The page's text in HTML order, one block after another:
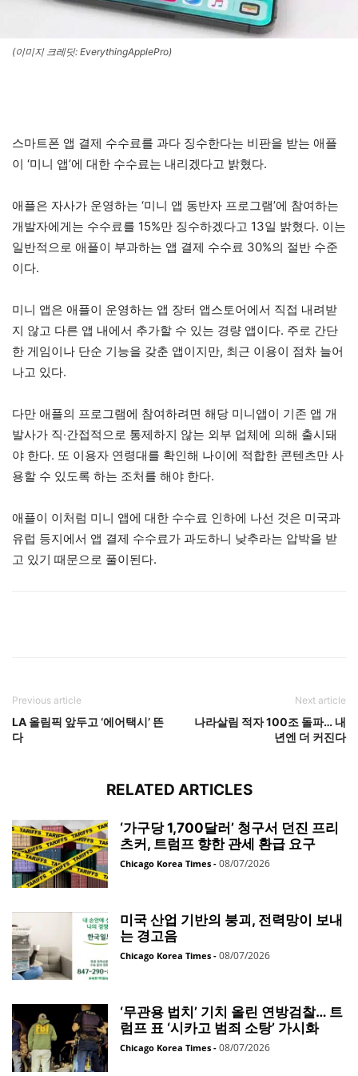
(이미지 크레딧: EverythingApplePro)
스마트폰 앱 결제 수수료를 과다 징수한다는 비판을 받는 애플
이 ‘미니 앱’에 대한 수수료는 내리겠다고 밝혔다.
애플은 자사가 운영하는 ‘미니 앱 동반자 프로그램’에 참여하는
개발자에게는 수수료를 15%만 징수하겠다고 13일 밝혔다. 이는
일반적으로 애플이 부과하는 앱 결제 수수료 30%의 절반 수준
이다.
미니 앱은 애플이 운영하는 앱 장터 앱스토어에서 직접 내려받
지 않고 다른 앱 내에서 추가할 수 있는 경량 앱이다. 주로 간단
한 게임이나 단순 기능을 갖춘 앱이지만, 최근 이용이 점차 늘어
나고 있다.
다만 애플의 프로그램에 참여하려면 해당 미니앱이 기존 앱 개
발사가 직·간접적으로 통제하지 않는 외부 업체에 의해 출시돼
야 한다. 또 이용자 연령대를 확인해 나이에 적합한 콘텐츠만 사
용할 수 있도록 하는 조처를 해야 한다.
애플이 이처럼 미니 앱에 대한 수수료 인하에 나선 것은 미국과
유럽 등지에서 앱 결제 수수료가 과도하니 낮추라는 압박을 받
고 있기 때문으로 풀이된다.
Previous article
LA 올림픽 앞두고 ‘에어택시’ 뜬
다
Next article
나라살림 적자 100조 돌파… 내
년엔 더 커진다
RELATED ARTICLES
‘가구당 1,700달러’ 청구서 던진 프리
츠커, 트럼프 향한 관세 환급 요구
Chicago Korea Times - 08/07/2026
미국 산업 기반의 붕괴, 전력망이 보내
는 경고음
Chicago Korea Times - 08/07/2026
‘무관용 법치’ 기치 올린 연방검찰… 트
럼프 표 ‘시카고 범죄 소탕’ 가시화
Chicago Korea Times - 08/07/2026